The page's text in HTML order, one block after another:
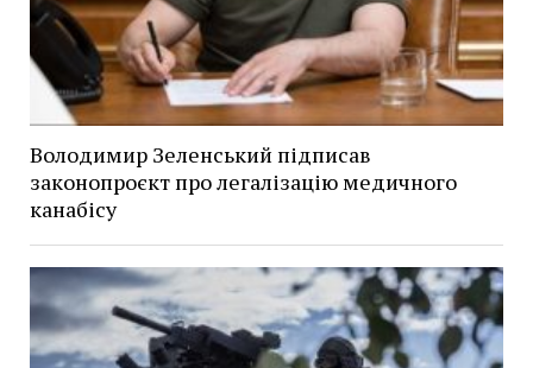
Володимир Зеленський підписав
законопроєкт про легалізацію медичного
канабісу